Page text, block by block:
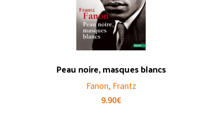
Peau noire, masques blancs
Fanon, Frantz
9.90€